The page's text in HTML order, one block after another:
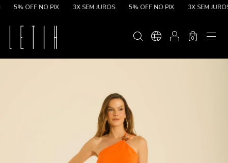
5% OFF NO PIX 3X SEM JUROS 5% OFF NO PIX 3X SEM JUROS
0